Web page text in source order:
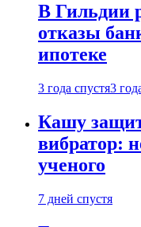
В Гильдии
отказы
ипотеке
3 года спустя3
Кашу
вибратор:
ученого
7 дней спустя